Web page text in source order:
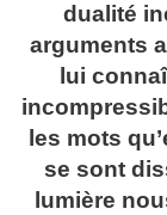
dualité
arguments
lui
les mots
se sont
lumière